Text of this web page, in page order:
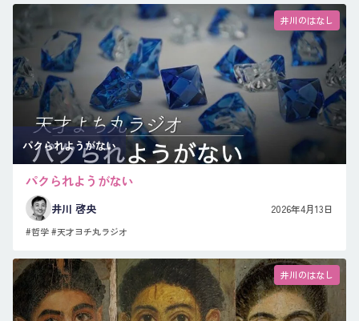
井川のはなし
パクられようがない
パクられようがない
井川 啓央 2026年4月13日
#哲学#天才ヨチ丸ラジオ
井川のはなし